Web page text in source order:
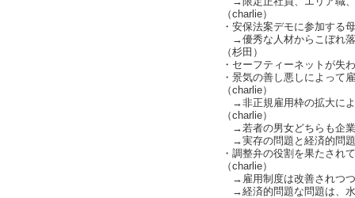
（charlie）
・安保法案デモに参加する
→優秀な人材からこぼれ落
（杉田）
・セーフティーネットが失
・景気の善し悪しによって
（charlie）
→非正規雇用枠の拡大によ
（charlie）
→若者の男女どちらも企業
→実存の問題と経済的問題
・調整弁の役割を果たされ
（charlie）
→雇用制度は改善されつ
→経済的問題な問題は、